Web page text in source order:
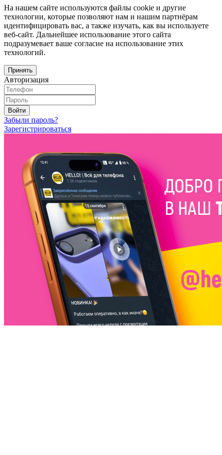
На нашем сайте используются файлы cookie и другие
технологии, которые позволяют нам и нашим партнёрам
идентифицировать вас, а также изучать, как вы используете
веб-сайт. Дальнейшее использование этого сайта
подразумевает ваше согласие на использование этих
технологий.
Принять
Авторизация
Войти
Забыли пароль?
Зарегистрироваться